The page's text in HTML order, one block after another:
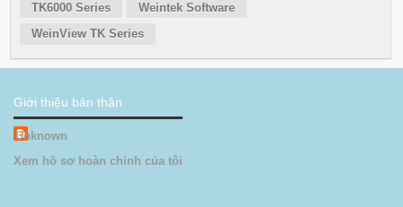
TK6000 Series
Weintek Software
WeinView TK Series
Giới thiệu bản thân
Unknown
Xem hồ sơ hoàn chỉnh của tôi